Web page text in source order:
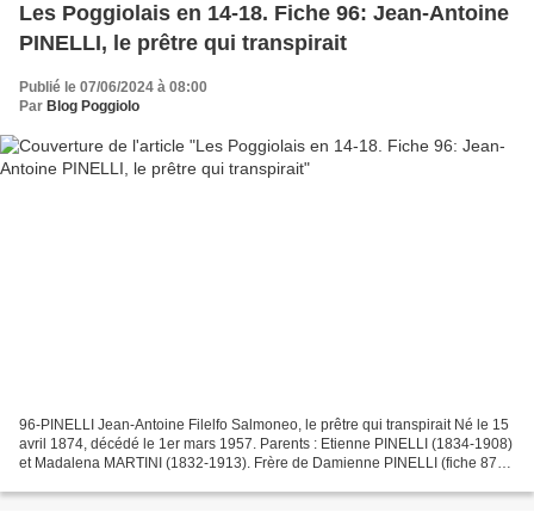
Les Poggiolais en 14-18. Fiche 96: Jean-Antoine
PINELLI, le prêtre qui transpirait
Publié le 07/06/2024 à 08:00
Par Blog Poggiolo
96-PINELLI Jean-Antoine Filelfo Salmoneo, le prêtre qui transpirait Né le 15
avril 1874, décédé le 1er mars 1957. Parents : Etienne PINELLI (1834-1908)
et Madalena MARTINI (1832-1913). Frère de Damienne PINELLI (fiche 87)